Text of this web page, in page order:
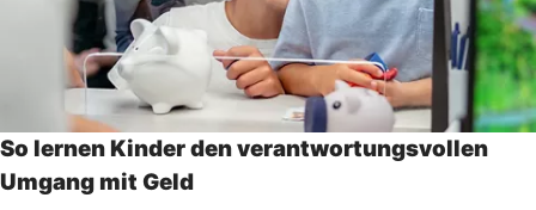
So lernen Kinder den verantwortungsvollen
Umgang mit Geld